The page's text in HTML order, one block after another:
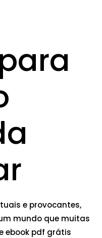
e provocantes,
mundo que muitas
ebook pdf grátis